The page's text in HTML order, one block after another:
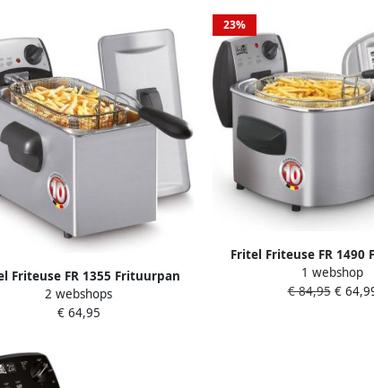
Friteuse FR 1355 Frituurpan
3L 2200W volledig uit inox
2 tot 4 Pers. Enkel Olie
2 webshops
€ 64,95
23%
Fritel Friteuse FR 1490
Frituurketel 4L 3000W
Kijkvenster 3-5 Pers.
1 webshop
€ 84,95€